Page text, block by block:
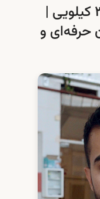
کره بادام زمینی پروتئین وی ۳ کیلویی |
حرفه‌ای و